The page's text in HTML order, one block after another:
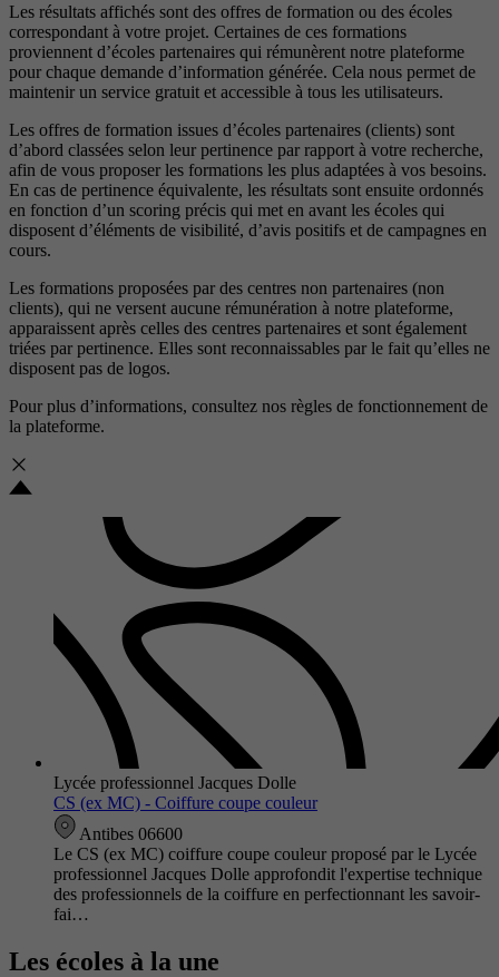
Les résultats affichés sont des offres de formation ou des écoles
correspondant à votre projet. Certaines de ces formations
proviennent d’écoles partenaires qui rémunèrent notre plateforme
pour chaque demande d’information générée. Cela nous permet de
maintenir un service gratuit et accessible à tous les utilisateurs.
Les offres de formation issues d’écoles partenaires (clients) sont
d’abord classées selon leur pertinence par rapport à votre recherche,
afin de vous proposer les formations les plus adaptées à vos besoins.
En cas de pertinence équivalente, les résultats sont ensuite ordonnés
en fonction d’un scoring précis qui met en avant les écoles qui
disposent d’éléments de visibilité, d’avis positifs et de campagnes en
cours.
Les formations proposées par des centres non partenaires (non
clients), qui ne versent aucune rémunération à notre plateforme,
apparaissent après celles des centres partenaires et sont également
triées par pertinence. Elles sont reconnaissables par le fait qu’elles ne
disposent pas de logos.
Pour plus d’informations, consultez nos règles de fonctionnement de
la plateforme.
Lycée professionnel Jacques Dolle
CS (ex MC) - Coiffure coupe couleur
Antibes 06600
Le CS (ex MC) coiffure coupe couleur proposé par le Lycée
professionnel Jacques Dolle approfondit l'expertise technique
des professionnels de la coiffure en perfectionnant les savoir-
fai…
Les écoles à la une